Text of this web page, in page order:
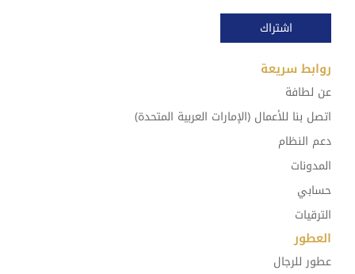
اشتراك
روابط سريعة
عن لطافة
اتصل بنا للأعمال (الإمارات العربية المتحدة)
دعم النظام
المدونات
حسابي
الترقيات
العطور
عطور للرجال